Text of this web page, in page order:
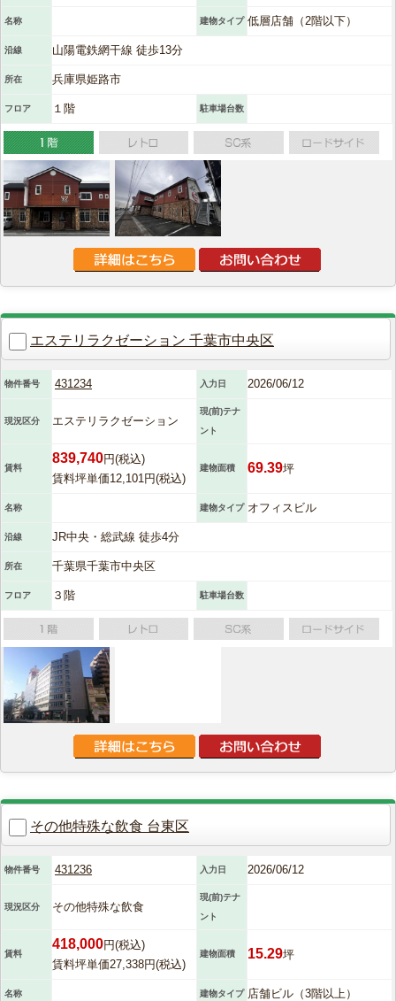
名称 建物タイプ 低層店舗（2階以下）
沿線 山陽電鉄網干線 徒歩13分
所在 兵庫県姫路市
フロア １階 駐車場台数
エステリラクゼーション 千葉市中央区
物件番号 431234 入力日 2026/06/12
現況区分 エステリラクゼーション
現(前)テナ
ント
賃料
839,740円(税込)
賃料坪単価12,101円(税込)
建物面積 69.39坪
名称 建物タイプ オフィスビル
沿線 JR中央・総武線 徒歩4分
所在 千葉県千葉市中央区
フロア ３階 駐車場台数
その他特殊な飲食 台東区
物件番号 431236 入力日 2026/06/12
現況区分 その他特殊な飲食
現(前)テナ
ント
賃料
418,000円(税込)
賃料坪単価27,338円(税込)
建物面積 15.29坪
名称 建物タイプ 店舗ビル（3階以上）